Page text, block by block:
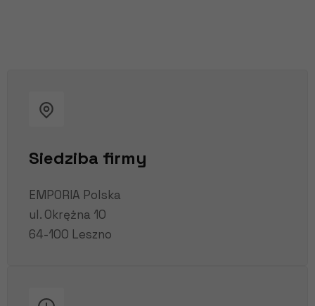
Siedziba firmy
EMPORIA Polska
ul. Okrężna 10
64-100 Leszno